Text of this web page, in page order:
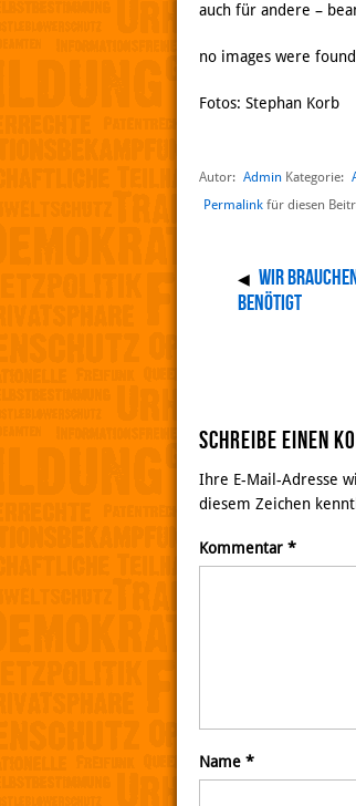
auch für andere –
no images were found
Fotos: Stephan Korb
Autor: Admin Kategorie:
Permalink für diesen
◀ Wir
benötigt
Schreibe einen
Ihre E-Mail-Adresse
diesem Zeichen
Kommentar *
Name *